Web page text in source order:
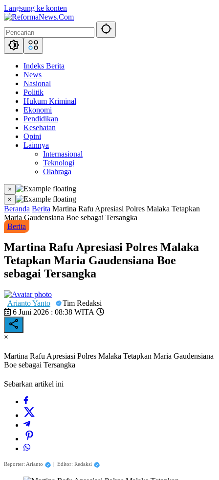
Langsung ke konten
Indeks Berita
News
Nasional
Politik
Hukum Kriminal
Ekonomi
Pendidikan
Kesehatan
Opini
Lainnya
Internasional
Teknologi
Olahraga
×
×
Beranda Berita Martina Rafu Apresiasi Polres Malaka Tetapkan
Maria Gaudensiana Boe sebagai Tersangka
Berita
Martina Rafu Apresiasi Polres Malaka
Tetapkan Maria Gaudensiana Boe
sebagai Tersangka
Arianto Yanto
Tim Redaksi
6 Juni 2026 : 08:38 WITA
×
Martina Rafu Apresiasi Polres Malaka Tetapkan Maria Gaudensiana
Boe sebagai Tersangka
Sebarkan artikel ini
Reporter: Arianto Editor: Redaksi